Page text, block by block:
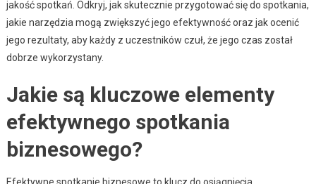
jakość spotkań. Odkryj, jak skutecznie przygotować się do spotkania,
jakie narzędzia mogą zwiększyć jego efektywność oraz jak ocenić
jego rezultaty, aby każdy z uczestników czuł, że jego czas został
dobrze wykorzystany.
Jakie są kluczowe elementy
efektywnego spotkania
biznesowego?
Efektywne spotkanie biznesowe to klucz do osiągnięcia